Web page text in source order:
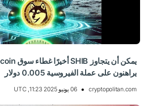
يراهنون على عملة الفيروسية 0.005 دولار
cryptopolitan.com 06 يونيو 2025 11:23, UTC